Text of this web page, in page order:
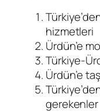
hizmetleri
Ürdün’e
Türkiye-
Ürdün’e
gerekenler